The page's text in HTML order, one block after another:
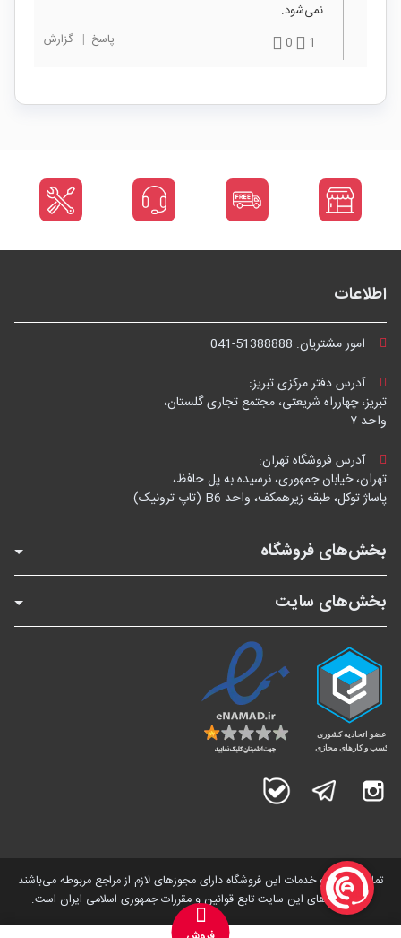
نمی‌شود.
1
0 پاسخ | گزارش
اطلاعات
امور مشتریان: 041-51388888
آدرس دفتر مرکزی تبریز:
تبریز، چهارراه شریعتی، مجتمع تجاری گلستان،
واحد ۷
آدرس فروشگاه تهران:
تهران، خیابان جمهوری، نرسیده به پل حافظ،
پاساژ توکل، طبقه زیرهمکف، واحد B6 (تاپ ترونیک)
بخش‌های فروشگاه
بخش‌های سایت
اینستاگرام تلگرام
تمامی کالاها و خدمات این فروشگاه دارای مجوز‌های لازم از مراجع مربوطه می‌باشند
و فعالیت های این سایت تابع قوانین و مقررات جمهوری اسلامی ایران است.